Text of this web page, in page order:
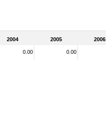
2004 2005 2006
0.00 0.00